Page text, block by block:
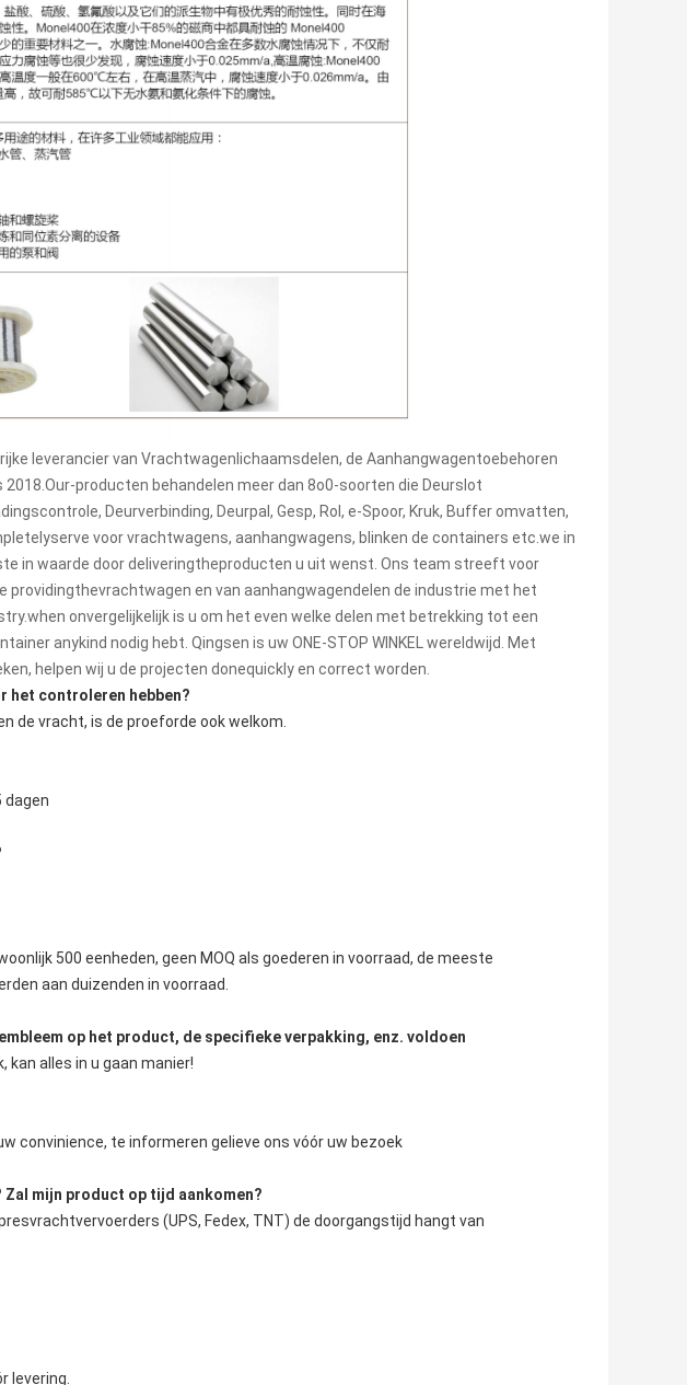
leverancier van Vrachtwagenlichaamsdelen, de Aanhangwagentoebehoren
producten behandelen meer dan 8o0-soorten die Deurslot
Deurverbinding, Deurpal, Gesp, Rol, e-Spoor, Kruk, Buffer omvatten,
voor vrachtwagens, aanhangwagens, blinken de containers etc.we in
in waarde door deliveringtheproducten u uit wenst. Ons team streeft voor
providingthevrachtwagen en van aanhangwagendelen de industrie met het
onvergelijkelijk is u om het even welke delen met betrekking tot een
anykind nodig hebt. Qingsen is uw ONE-STOP WINKEL wereldwijd. Met
helpen wij u de projecten donequickly en correct worden.
het controleren hebben?
de vracht, is de proeforde ook welkom.
dagen
500 eenheden, geen MOQ als goederen in voorraad, de meeste
aan duizenden in voorraad.
op het product, de specifieke verpakking, enz. voldoen
kan alles in u gaan manier!
convinience, te informeren gelieve ons vóór uw bezoek
mijn product op tijd aankomen?
(UPS, Fedex, TNT) de doorgangstijd hangt van
levering.